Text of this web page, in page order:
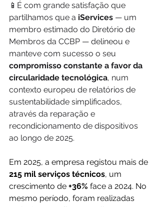
📱É com grande satisfação que
partilhamos que a iServices — um
membro estimado do Diretório de
Membros da CCBP — delineou e
manteve com sucesso o seu
compromisso constante a favor da
circularidade tecnológica, num
contexto europeu de relatórios de
sustentabilidade simplificados,
através da reparação e
recondicionamento de dispositivos
ao longo de 2025.
Em 2025, a empresa registou mais de
215 mil serviços técnicos, um
crescimento de +36% face a 2024. No
mesmo período, foram realizadas